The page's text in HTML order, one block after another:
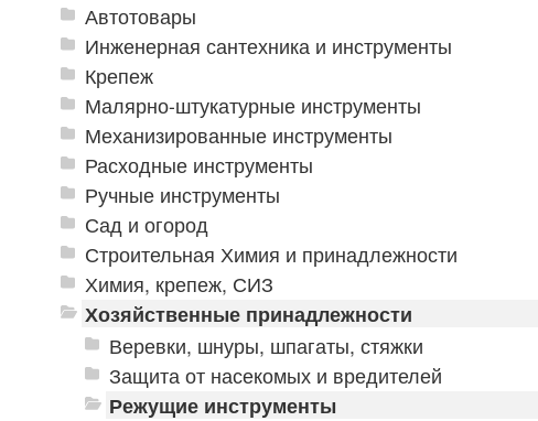
Автотовары
Инженерная сантехника и инструменты
Крепеж
Малярно-штукатурные инструменты
Механизированные инструменты
Расходные инструменты
Ручные инструменты
Сад и огород
Строительная Химия и принадлежности
Химия, крепеж, СИЗ
Хозяйственные принадлежности
Веревки, шнуры, шпагаты, стяжки
Защита от насекомых и вредителей
Режущие инструменты